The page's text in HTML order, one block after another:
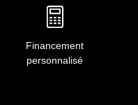
Financement
personnalisé